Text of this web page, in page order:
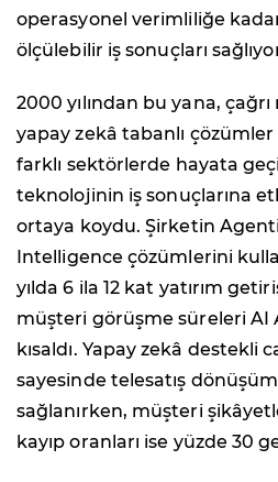
operasyonel verimliliğe
ölçülebilir iş sonuçları
2000 yılından bu yana,
yapay zekâ tabanlı
farklı sektörlerde hayata
teknolojinin iş sonuçlarına
ortaya koydu. Şirketin
Intelligence çözümlerini
yılda 6 ila 12 kat yatırım
müşteri görüşme süreleri AI
kısaldı. Yapay zekâ destekli
sayesinde telesatış
sağlanırken, müşteri
kayıp oranları ise yüzde 30